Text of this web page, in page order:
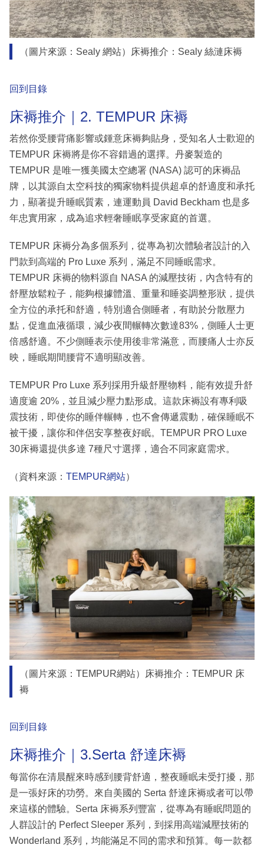
（圖片來源：Sealy 網站）床褥推介：Sealy 絲漣床褥
回到目錄
床褥推介｜2. TEMPUR 床褥
若然你受腰背痛影響或鍾意床褥夠貼身，受知名人士歡迎的
TEMPUR 床褥將是你不容錯過的選擇。丹麥製造的
TEMPUR 是唯一獲美國太空總署 (NASA) 認可的床褥品
牌，以其源自太空科技的獨家物料提供超卓的舒適度和承托
力，顯著提升睡眠質素，連運動員 David Beckham 也是多
年忠實用家，成為追求輕奢睡眠享受家庭的首選。
TEMPUR 床褥分為多個系列，從專為初次體驗者設計的入
門款到高端的 Pro Luxe 系列，滿足不同睡眠需求。
TEMPUR 床褥的物料源自 NASA 的減壓技術，內含特有的
舒壓放鬆粒子，能夠根據體溫、重量和睡姿調整形狀，提供
全方位的承托和舒適，特別適合側睡者，有助於分散壓力
點，促進血液循環，減少夜間輾轉次數達83%，側睡人士更
倍感舒適。不少側睡表示使用後非常滿意，而腰痛人士亦反
映，睡眠期間腰背不適明顯改善。
TEMPUR Pro Luxe 系列採用升級舒壓物料，能有效提升舒
適度逾 20%，並且減少壓力點形成。這款床褥設有專利吸
震技術，即使你的睡伴輾轉，也不會傳遞震動，確保睡眠不
被干擾，讓你和伴侶安享整夜好眠。TEMPUR PRO Luxe
30床褥還提供多達 7種尺寸選擇，適合不同家庭需求。
（資料來源： TEMPUR網站）
（圖片來源：TEMPUR網站）床褥推介：TEMPUR 床
褥
回到目錄
床褥推介｜3.Serta 舒達床褥
每當你在清晨醒來時感到腰背舒適，整夜睡眠未受打擾，那
是一張好床的功勞。來自美國的 Serta 舒達床褥或者可以帶
來這樣的體驗。Serta 床褥系列豐富，從專為有睡眠問題的
人群設計的 Perfect Sleeper 系列，到採用高端減壓技術的
Wonderland 系列，均能滿足不同的需求和預算。每一款都